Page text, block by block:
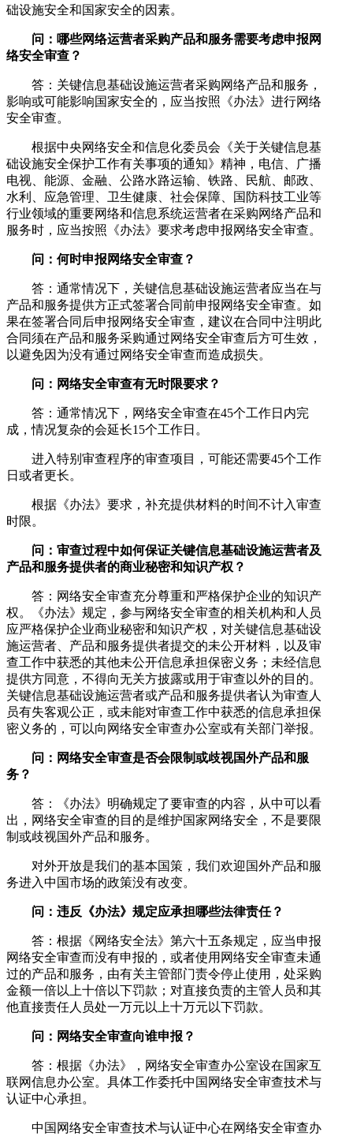
础设施安全和国家安全的因素。
问：哪些网络运营者采购产品和服务需要考虑申报网
络安全审查？
答：关键信息基础设施运营者采购网络产品和服务，
影响或可能影响国家安全的，应当按照《办法》进行网络
安全审查。
根据中央网络安全和信息化委员会《关于关键信息基
础设施安全保护工作有关事项的通知》精神，电信、广播
电视、能源、金融、公路水路运输、铁路、民航、邮政、
水利、应急管理、卫生健康、社会保障、国防科技工业等
行业领域的重要网络和信息系统运营者在采购网络产品和
服务时，应当按照《办法》要求考虑申报网络安全审查。
问：何时申报网络安全审查？
答：通常情况下，关键信息基础设施运营者应当在与
产品和服务提供方正式签署合同前申报网络安全审查。如
果在签署合同后申报网络安全审查，建议在合同中注明此
合同须在产品和服务采购通过网络安全审查后方可生效，
以避免因为没有通过网络安全审查而造成损失。
问：网络安全审查有无时限要求？
答：通常情况下，网络安全审查在45个工作日内完
成，情况复杂的会延长15个工作日。
进入特别审查程序的审查项目，可能还需要45个工作
日或者更长。
根据《办法》要求，补充提供材料的时间不计入审查
时限。
问：审查过程中如何保证关键信息基础设施运营者及
产品和服务提供者的商业秘密和知识产权？
答：网络安全审查充分尊重和严格保护企业的知识产
权。《办法》规定，参与网络安全审查的相关机构和人员
应严格保护企业商业秘密和知识产权，对关键信息基础设
施运营者、产品和服务提供者提交的未公开材料，以及审
查工作中获悉的其他未公开信息承担保密义务；未经信息
提供方同意，不得向无关方披露或用于审查以外的目的。
关键信息基础设施运营者或产品和服务提供者认为审查人
员有失客观公正，或未能对审查工作中获悉的信息承担保
密义务的，可以向网络安全审查办公室或有关部门举报。
问：网络安全审查是否会限制或歧视国外产品和服
务？
答：《办法》明确规定了要审查的内容，从中可以看
出，网络安全审查的目的是维护国家网络安全，不是要限
制或歧视国外产品和服务。
对外开放是我们的基本国策，我们欢迎国外产品和服
务进入中国市场的政策没有改变。
问：违反《办法》规定应承担哪些法律责任？
答：根据《网络安全法》第六十五条规定，应当申报
网络安全审查而没有申报的，或者使用网络安全审查未通
过的产品和服务，由有关主管部门责令停止使用，处采购
金额一倍以上十倍以下罚款；对直接负责的主管人员和其
他直接责任人员处一万元以上十万元以下罚款。
问：网络安全审查向谁申报？
答：根据《办法》，网络安全审查办公室设在国家互
联网信息办公室。具体工作委托中国网络安全审查技术与
认证中心承担。
中国网络安全审查技术与认证中心在网络安全审查办